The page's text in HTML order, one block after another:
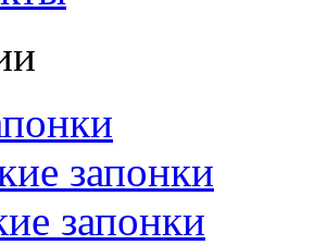
запонки
запонки